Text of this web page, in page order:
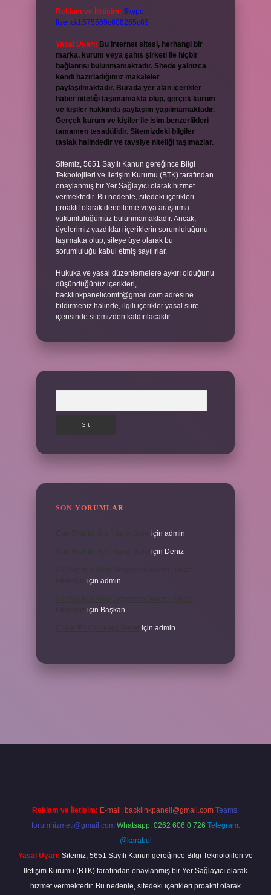
Reklam ve İletişim: Skype:
live:.cid.575569c608265c69
Yasal Uyarı: Bu internet sitesi, herhangi bir
marka, kurum veya şahıs şirketi ile hiçbir
bağlantısı bulunmamaktadır. Sitede yalnızca
kendi hazırladığımız makaleler
paylaşılmaktadır. Burada yer alan içerikler
haber niteliği taşımamakta olup, gerçek kurum
ve kişiler hakkında paylaşım yapılmamaktadır.
Gerçek kurum ve kişiler ile isim benzerlikleri
tamamen tesadüfidir. Sitemizdeki bilgiler
taslak halindedir ve tavsiye niteliği taşımazlar.
Sitemiz, 5651 Sayılı Kanun gereğince Bilgi
Teknolojileri ve İletişim Kurumu (BTK) tarafından
onaylanmış bir Yer Sağlayıcı olarak hizmet
vermektedir. Bu nedenle, sitedeki içerikleri
proaktif olarak denetleme veya araştırma
yükümlülüğümüz bulunmamaktadır. Ancak,
üyelerimiz yazdıkları içeriklerin sorumluluğunu
taşımakta olup, siteye üye olarak bu
sorumluluğu kabul etmiş sayılırlar.
Hukuka ve yasal düzenlemelere aykırı olduğunu
düşündüğünüz içerikleri,
backlinkpanelicomtr@gmail.com adresine
bildirmeniz halinde, ilgili içerikler yasal süre
içerisinde sitemizden kaldırılacaktır.
SON YORUMLAR
için admin
için Deniz
için admin
için Başkan
için admin
Reklam ve İletişim: E-mail: backlinkpaneli@gmail.com Teams:
forumhizmeti@gmail.com Whatsapp: 0262 606 0 726 Telegram:
@karabul
Yasal Uyarı: Sitemiz, 5651 Sayılı Kanun gereğince Bilgi Teknolojileri ve
İletişim Kurumu (BTK) tarafından onaylanmış bir Yer Sağlayıcı olarak
hizmet vermektedir. Bu nedenle, sitedeki içerikleri proaktif olarak